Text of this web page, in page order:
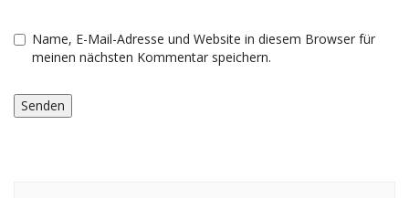
Name, E-Mail-Adresse und Website in diesem Browser für
meinen nächsten Kommentar speichern.